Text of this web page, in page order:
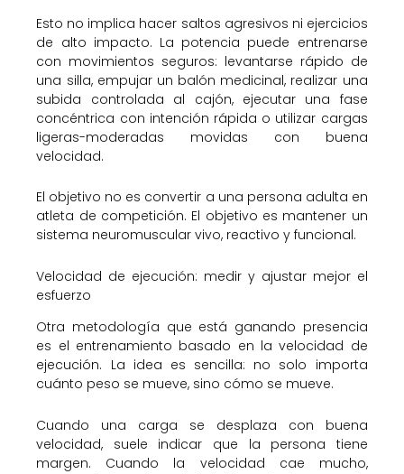
Esto no implica hacer saltos agresivos ni ejercicios
de alto impacto. La potencia puede entrenarse
con movimientos seguros: levantarse rápido de
una silla, empujar un balón medicinal, realizar una
subida controlada al cajón, ejecutar una fase
concéntrica con intención rápida o utilizar cargas
ligeras-moderadas movidas con buena
velocidad.
El objetivo no es convertir a una persona adulta en
atleta de competición. El objetivo es mantener un
sistema neuromuscular vivo, reactivo y funcional.
Velocidad de ejecución: medir y ajustar mejor el
esfuerzo
Otra metodología que está ganando presencia
es el entrenamiento basado en la velocidad de
ejecución. La idea es sencilla: no solo importa
cuánto peso se mueve, sino cómo se mueve.
Cuando una carga se desplaza con buena
velocidad, suele indicar que la persona tiene
margen. Cuando la velocidad cae mucho,